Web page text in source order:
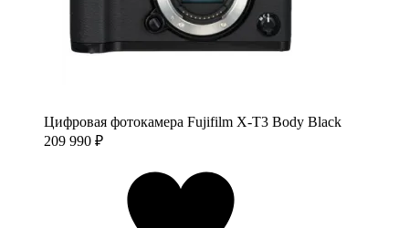
Цифровая фотокамера Fujifilm X-T3 Body Black
209 990 ₽